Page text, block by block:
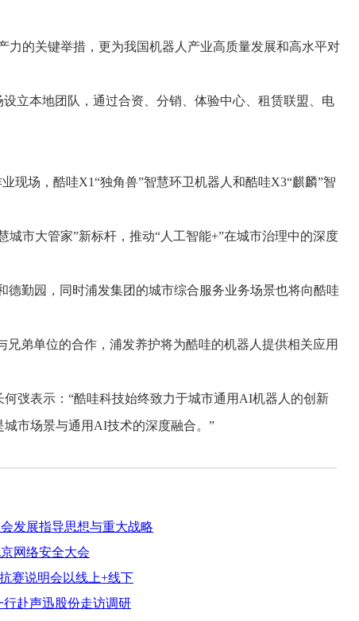
的关键举措，更为我国机器人产业高质量发展和高水平对
立本地团队，通过合资、分销、体验中心、租赁联盟、电
场，酷哇X1“独角兽”智慧环卫机器人和酷哇X3“麒麟”智
市大管家”新标杆，推动“人工智能+”在城市治理中的深度
勤园，同时浦发集团的城市综合服务业务场景也将向酷哇
弟单位的合作，浦发养护将为酷哇的机器人提供相关应用
弢表示：“酷哇科技始终致力于城市通用AI机器人的创新
市场景与通用AI技术的深度融合。”
发展指导思想与重大战略
网络安全大会
赛说明会以线上+线下
赴声迅股份走访调研